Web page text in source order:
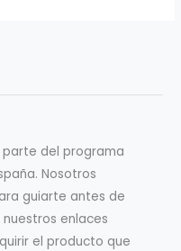
del programa
Nosotros
guiarte antes de
enlaces
el producto que